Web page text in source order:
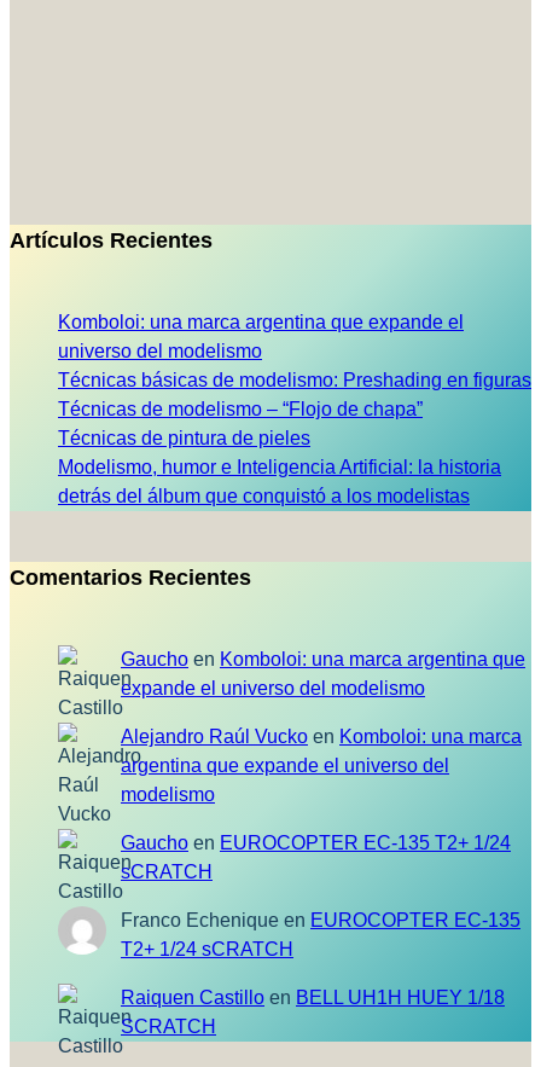
Artículos Recientes
Komboloi: una marca argentina que expande el
universo del modelismo
Técnicas básicas de modelismo: Preshading en figuras
Técnicas de modelismo – “Flojo de chapa”
Técnicas de pintura de pieles
Modelismo, humor e Inteligencia Artificial: la historia
detrás del álbum que conquistó a los modelistas
Comentarios Recientes
Gaucho en Komboloi: una marca argentina que
expande el universo del modelismo
Alejandro Raúl Vucko en Komboloi: una marca
argentina que expande el universo del
modelismo
Gaucho en EUROCOPTER EC-135 T2+ 1/24
sCRATCH
Franco Echenique en EUROCOPTER EC-135
T2+ 1/24 sCRATCH
Raiquen Castillo en BELL UH1H HUEY 1/18
SCRATCH